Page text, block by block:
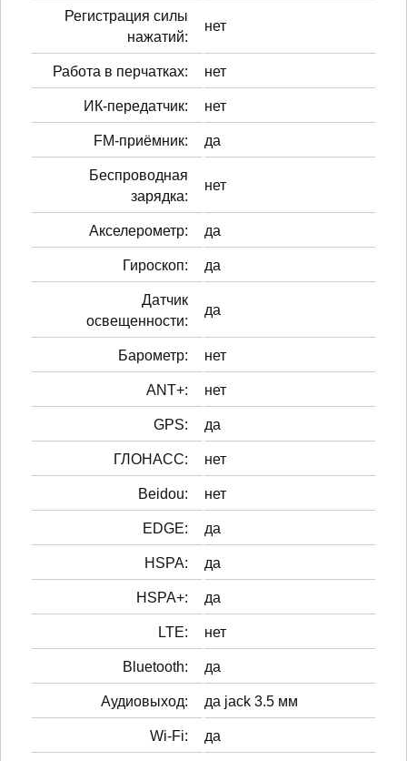
Регистрация силы
нажатий:
нет
Работа в перчатках: нет
ИК-передатчик: нет
FM-приёмник: да
Беспроводная
зарядка:
нет
Акселерометр: да
Гироскоп: да
Датчик
освещенности:
да
Барометр: нет
ANT+: нет
GPS: да
ГЛОНАСС: нет
Beidou: нет
EDGE: да
HSPA: да
HSPA+: да
LTE: нет
Bluetooth: да
Аудиовыход: да jack 3.5 мм
Wi-Fi: да